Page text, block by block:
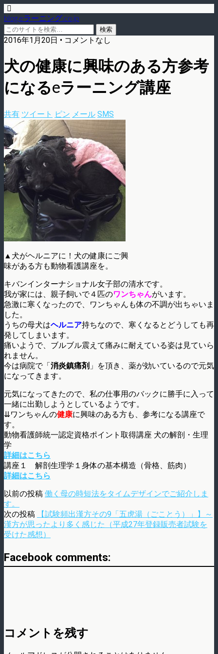
blog.eラーニング.co.jp
2016年1月20日 • コメントなし
犬の健康に興味のある方参考
になるeラーニング講座
共有 ツイート ピン メール SMS
▲犬がヘルニアに！犬の健康にご興
味がある方も動物看護講座を。
キバンインターナショナル女子部の清水です。
我が家には、親子飼いで４匹のワンちゃんがいます。
急激に寒くなったので、ワンちゃんも体の不調が出ちゃいま
した。
うちの母犬はヘルニア持ちなので、寒くなるとどうしても再
発してしまいます。
痛いようで、ブルブル震えて痛みに耐えている姿は見ていら
れません。
今は病院で「消炎鎮痛剤 」を頂き、薬が効いているので元気
になってきます。
元気になってきたので、私の仕事用のバックに勝手に入って
一緒に出勤しようとしているようです。
⇊ワンちゃんの健康に興味のある方も、参考になる講座で
す。
動物看護師統一認定資格ポイント取得講座 犬の解剖・生理
学
詳細はこちら
講座１ 解剖生理学１身体の基本構造（骨格、筋肉）
詳細はこちら
以前の投稿 働く母の時短法をタイムデザインでご紹介しま
す。
次の投稿
【試験頻出漢方その9「五虎湯（ごことう）」】～
漢方が思ったより多く感じた（平成27年登録販売者試験を
受けた感想）
Facebook comments:
コメントを残す